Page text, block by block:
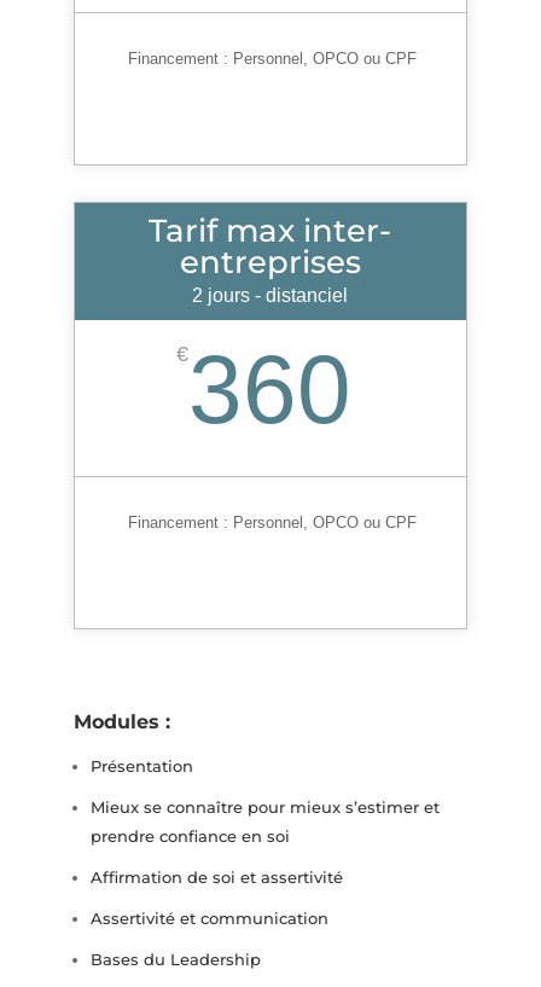
Financement : Personnel, OPCO ou CPF
Tarif max inter-
entreprises
2 jours - distanciel
€360
Financement : Personnel, OPCO ou CPF
Modules :
Présentation
Mieux se connaître pour mieux s’estimer et
prendre confiance en soi
Affirmation de soi et assertivité
Assertivité et communication
Bases du Leadership